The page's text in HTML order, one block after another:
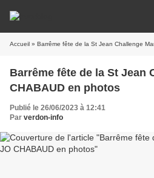
Accueil » Barrême fête de la St Jean Challenge
Barrême fête de la St Jean
CHABAUD en photos
Publié le 26/06/2023 à 12:41
Par verdon-info